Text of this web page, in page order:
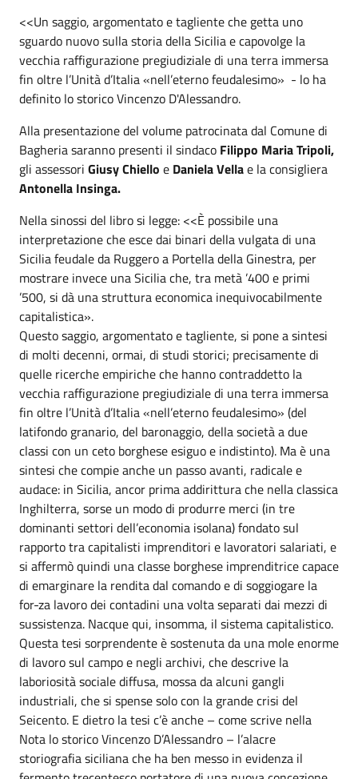
<<Un saggio, argomentato e tagliente che getta uno
sguardo nuovo sulla storia della Sicilia e capovolge la
vecchia raffigurazione pregiudiziale di una terra immersa
fin oltre l’Unità d’Italia «nell’eterno feudalesimo» - lo ha
definito lo storico Vincenzo D'Alessandro.
Alla presentazione del volume patrocinata dal Comune di
Bagheria saranno presenti il sindaco Filippo Maria Tripoli,
gli assessori Giusy Chiello e Daniela Vellae la consigliera
Antonella Insinga.
Nella sinossi del libro si legge: <<È possibile una
interpretazione che esce dai binari della vulgata di una
Sicilia feudale da Ruggero a Portella della Ginestra, per
mostrare invece una Sicilia che, tra metà ’400 e primi
’500, si dà una struttura economica inequivocabilmente
capitalistica».
Questo saggio, argomentato e tagliente, si pone a sintesi
di molti decenni, ormai, di studi storici; precisamente di
quelle ricerche empiriche che hanno contraddetto la
vecchia raffigurazione pregiudiziale di una terra immersa
fin oltre l’Unità d’Italia «nell’eterno feudalesimo» (del
latifondo granario, del baronaggio, della società a due
classi con un ceto borghese esiguo e indistinto). Ma è una
sintesi che compie anche un passo avanti, radicale e
audace: in Sicilia, ancor prima addirittura che nella classica
Inghilterra, sorse un modo di produrre merci (in tre
dominanti settori dell’economia isolana) fondato sul
rapporto tra capitalisti imprenditori e lavoratori salariati, e
si affermò quindi una classe borghese imprenditrice capace
di emarginare la rendita dal comando e di soggiogare la
for-za lavoro dei contadini una volta separati dai mezzi di
sussistenza. Nacque qui, insomma, il sistema capitalistico.
Questa tesi sorprendente è sostenuta da una mole enorme
di lavoro sul campo e negli archivi, che descrive la
laboriosità sociale diffusa, mossa da alcuni gangli
industriali, che si spense solo con la grande crisi del
Seicento. E dietro la tesi c’è anche – come scrive nella
Nota lo storico Vincenzo D’Alessandro – l’alacre
storiografia siciliana che ha ben messo in evidenza il